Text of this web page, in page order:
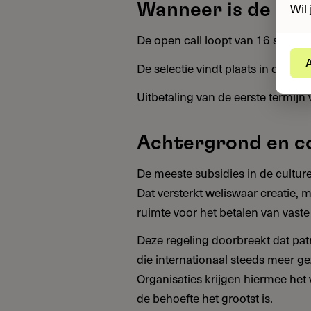
Wanneer is de
De open call loopt van 16
De selectie vindt plaats in drie
Uitbetaling van de eerste
Achtergrond en
De meeste subsidies in de
Dat versterkt weliswaar creatie,
ruimte voor het betalen van
Deze regeling doorbreekt dat
die internationaal steeds meer
Organisaties krijgen hiermee
de behoefte het grootst is.
Wil